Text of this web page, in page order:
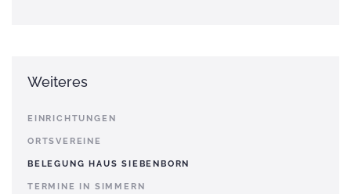
Weiteres
EINRICHTUNGEN
ORTSVEREINE
BELEGUNG HAUS SIEBENBORN
TERMINE IN SIMMERN